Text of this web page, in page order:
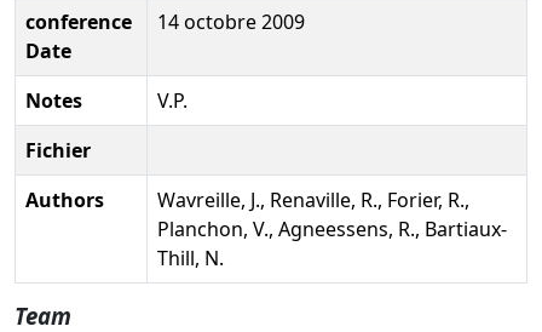
conference
Date
14 octobre 2009
Notes
V.P.
Fichier
Authors
Wavreille, J., Renaville, R., Forier, R.,
Planchon, V., Agneessens, R., Bartiaux-
Thill, N.
Team